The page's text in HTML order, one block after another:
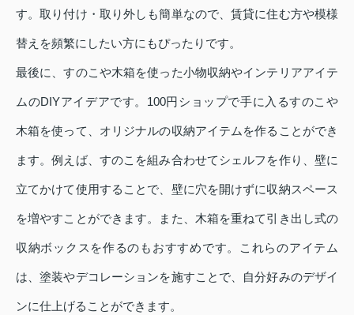
す。取り付け・取り外しも簡単なので、賃貸に住む方や模様
替えを頻繁にしたい方にもぴったりです。
最後に、すのこや木箱を使った小物収納やインテリアアイテ
ムのDIYアイデアです。100円ショップで手に入るすのこや
木箱を使って、オリジナルの収納アイテムを作ることができ
ます。例えば、すのこを組み合わせてシェルフを作り、壁に
立てかけて使用することで、壁に穴を開けずに収納スペース
を増やすことができます。また、木箱を重ねて引き出し式の
収納ボックスを作るのもおすすめです。これらのアイテム
は、塗装やデコレーションを施すことで、自分好みのデザイ
ンに仕上げることができます。